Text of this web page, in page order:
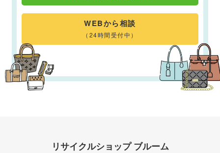
WEBから相談
（24時間受付中）
リサイクルショップ ブルーム